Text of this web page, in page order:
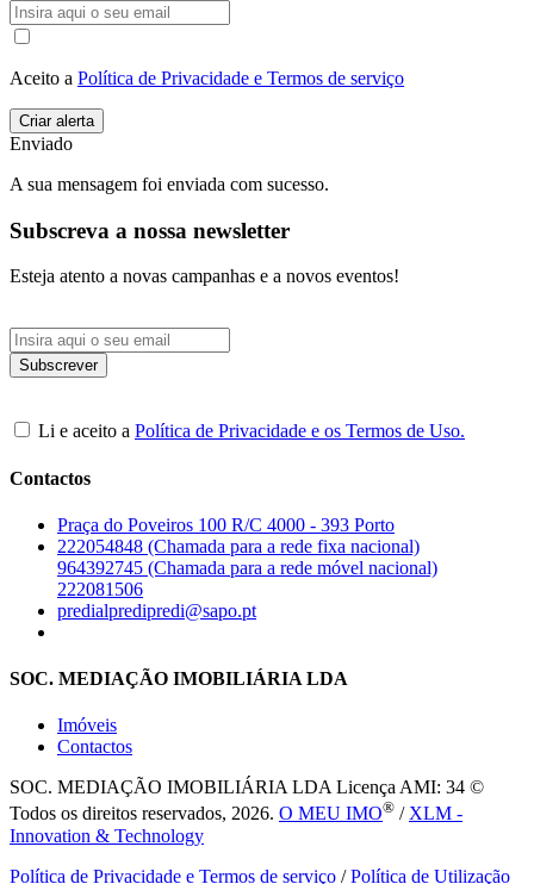
Aceito a Política de Privacidade e Termos de serviço
Enviado
A sua mensagem foi enviada com sucesso.
Subscreva a nossa newsletter
Esteja atento a novas campanhas e a novos eventos!
Li e aceito a Política de Privacidade e os Termos de Uso.
Contactos
Praça do Poveiros 100 R/C 4000 - 393 Porto
222054848 (Chamada para a rede fixa nacional)
964392745 (Chamada para a rede móvel nacional)
222081506
predialpredipredi@sapo.pt
SOC. MEDIAÇÃO IMOBILIÁRIA LDA
Imóveis
Contactos
SOC. MEDIAÇÃO IMOBILIÁRIA LDA Licença AMI: 34 ©
Todos os direitos reservados, 2026. O MEU IMO® /XLM -
Innovation & Technology
Política de Privacidade e Termos de serviço /Política de Utilização